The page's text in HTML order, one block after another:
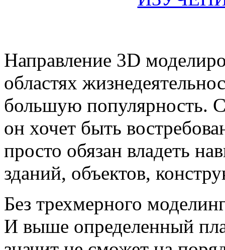
Направление 3D
областях
большую популярность.
он хочет быть
просто обязан владеть
зданий, объектов,
Без трехмерного
И выше определенный